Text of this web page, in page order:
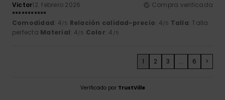
Victor12. febrero 2026
Compra verificada
***********
Comodidad: 4/5 Relación calidad-precio: 4/5 Talla: Talla
perfecta Material: 4/5 Color: 4 /5
1 2 3 ... 6 >
Verificado por TrustVille